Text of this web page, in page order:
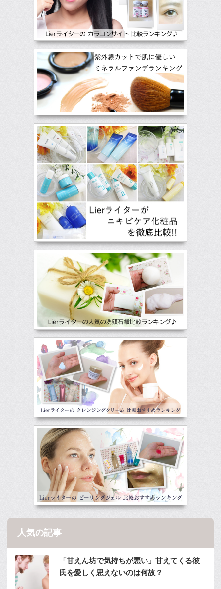
人気の記事
「甘えん坊で気持ちが悪い」甘えてくる彼
氏を愛しく思えないのは何故？